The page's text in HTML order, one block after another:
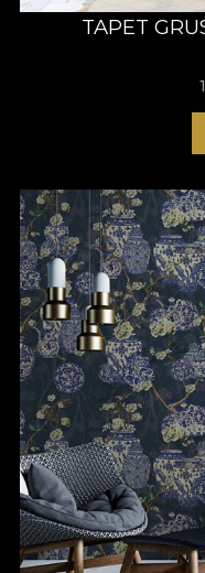
TAPET